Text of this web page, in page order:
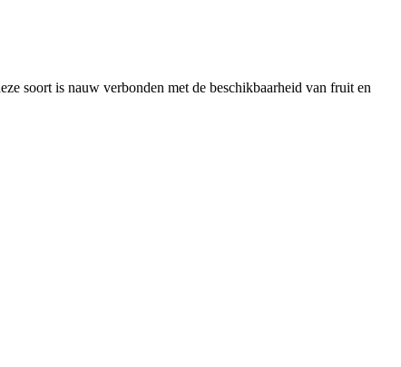
soort is nauw verbonden met de beschikbaarheid van fruit en